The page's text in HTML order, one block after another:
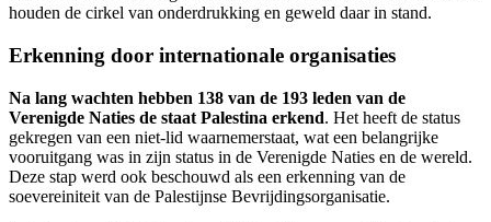
houden de cirkel van onderdrukking en geweld daar in stand.
Erkenning door internationale organisaties
Na lang wachten hebben 138 van de 193 leden van de
Verenigde Naties de staat Palestina erkend. Het heeft de status
gekregen van een niet-lid waarnemerstaat, wat een belangrijke
vooruitgang was in zijn status in de Verenigde Naties en de wereld.
Deze stap werd ook beschouwd als een erkenning van de
soevereiniteit van de Palestijnse Bevrijdingsorganisatie.